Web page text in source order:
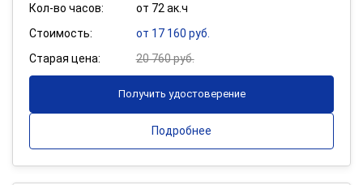
Кол-во часов:
от 72 ак.ч
Стоимость:
от 17 160 руб.
Старая цена:
20 760 руб.
Получить удостоверение
Подробнее